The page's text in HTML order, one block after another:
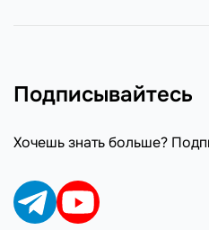
Подписывайтесь
Хочешь знать больше?